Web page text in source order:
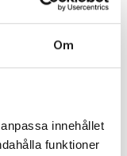
Om
innehållet
funktioner